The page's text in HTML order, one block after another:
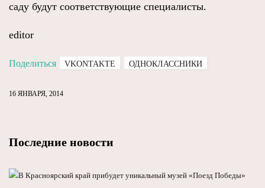
саду будут соответствующие специалисты.
editor
Поделиться VKONTAKTE ОДНОКЛАССНИКИ
16 ЯНВАРЯ, 2014
Последние новости